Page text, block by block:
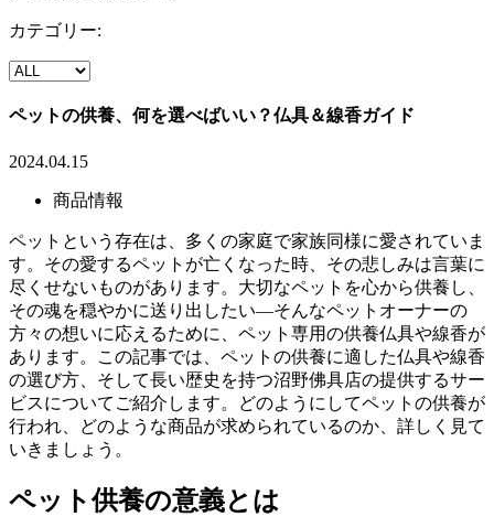
カテゴリー:
ペットの供養、何を選べばいい？仏具＆線香ガイド
2024.04.15
商品情報
ペットという存在は、多くの家庭で家族同様に愛されていま
す。その愛するペットが亡くなった時、その悲しみは言葉に
尽くせないものがあります。大切なペットを心から供養し、
その魂を穏やかに送り出したい—そんなペットオーナーの
方々の想いに応えるために、ペット専用の供養仏具や線香が
あります。この記事では、ペットの供養に適した仏具や線香
の選び方、そして長い歴史を持つ沼野佛具店の提供するサー
ビスについてご紹介します。どのようにしてペットの供養が
行われ、どのような商品が求められているのか、詳しく見て
いきましょう。
ペット供養の意義とは